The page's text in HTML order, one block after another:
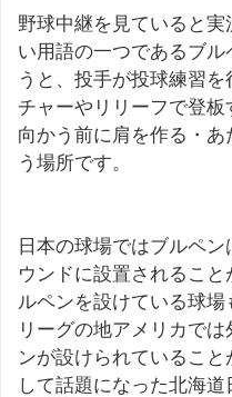
野球中継を見ていると
い用語の一つであるブ
うと、投手が投球練習
チャーやリリーフで登
向かう前に肩を作る・
う場所です。
日本の球場ではブルペ
ウンドに設置されるこ
ルペンを設けている球
リーグの地アメリカで
ンが設けられているこ
して話題になった北海